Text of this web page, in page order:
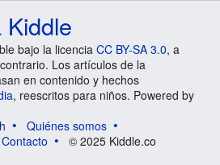
Kiddle
bajo la licencia CC BY-SA 3.0, a
Los artículos de la
en contenido y hechos
, reescritos para niños. Powered by
Quiénes somos
Contacto © 2025 Kiddle.co